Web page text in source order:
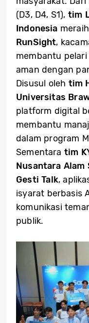
(D3, D4, S1), tim
Indonesia
RunSight,
membantu
aman dengan
Disusul oleh tim
Universitas
platform digital
membantu
dalam program
Sementara tim
Nusantara Alam
Gesti Talk,
isyarat berbasis
komunikasi
publik.